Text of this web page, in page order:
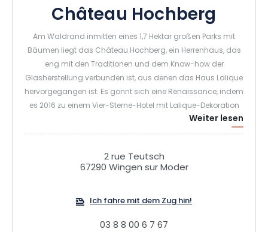
Château Hochberg
Am Waldrand inmitten eines 1,7 Hektar großen Parks mit
Bäumen liegt das Château Hochberg, ein Herrenhaus, das
eng mit den Traditionen und dem Know-how der
Glasherstellung verbunden ist, aus denen das Haus Lalique
hervorgegangen ist. Es gönnt sich eine Renaissance, indem
es 2016 zu einem Vier-Sterne-Hotel mit Lalique-Dekoration
und einem Bistronomierestaurant mit einer Kapazität von
60 Plätzen umgebaut wurde. Chefkoch Arnaud Barberis
saisonalen und lokalen Produkten. Das Château Hochberg
ist ideal für einen Ausflug in die Natur durch den
bietet. Dank des gegenüberliegenden Lalique-Museums ist
Weiter lesen
2 rue Teutsch
67290 Wingen sur Moder
Ich fahre mit dem Zug hin!
03 8 8 00 6 7 67